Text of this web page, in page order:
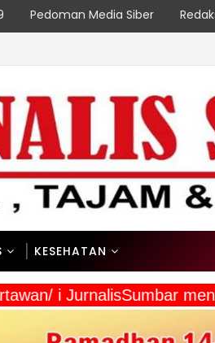
Pedoman Media Siber
Paniai Bersih, Indonesia Asri
KESEHATAN
i JurnalisSumbar